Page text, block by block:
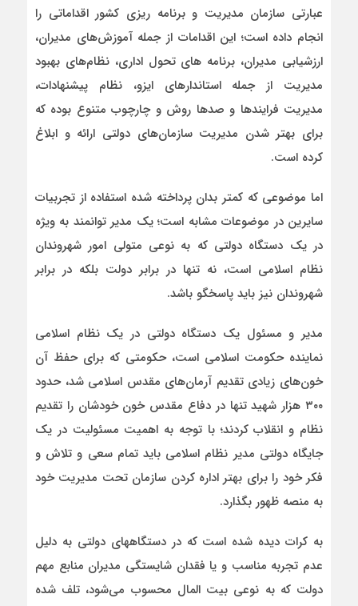
عبارتی سازمان مدیریت و برنامه ریزی کشور اقداماتی را
انجام داده است؛ این اقدامات از جمله آموزش‌های مدیران،
ارزشیابی مدیران، برنامه های تحول اداری، نظام‌های بهبود
مدیریت از جمله استاندارهای ایزو، نظام پیشنهادات،
مدیریت فرایندها و صدها روش و چارچوب متنوع بوده که
برای بهتر شدن مدیریت سازمان‌های دولتی ارائه و ابلاغ
کرده است.
اما موضوعی که کمتر بدان پرداخته شده استفاده از تجربیات
سایرین در موضوعات مشابه است؛ یک مدیر توانمند به ویژه
در یک دستگاه دولتی که به نوعی متولی امور شهروندان
نظام اسلامی است، نه تنها در برابر دولت بلکه در برابر
شهروندان نیز باید پاسخگو باشد.
مدیر و مسئول یک دستگاه دولتی در یک نظام اسلامی
نماینده حکومت اسلامی است، حکومتی که برای حفظ آن
خون‌های زیادی تقدیم آرمان‌های مقدس اسلامی شد، حدود
۳۰۰ هزار شهید تنها در دفاع مقدس خون خودشان را تقدیم
نظام و انقلاب کردند؛ با توجه به اهمیت مسئولیت در یک
جایگاه دولتی مدیر نظام اسلامی باید تمام سعی و تلاش و
فکر خود را برای بهتر اداره کردن سازمان تحت مدیریت خود
به منصه ظهور بگذارد.
به کرات دیده شده است که در دستگاههای دولتی به دلیل
عدم تجربه مناسب و یا فقدان شایستگی مدیران منابع مهم
دولت که به نوعی بیت المال محسوب می‌شود، تلف شده